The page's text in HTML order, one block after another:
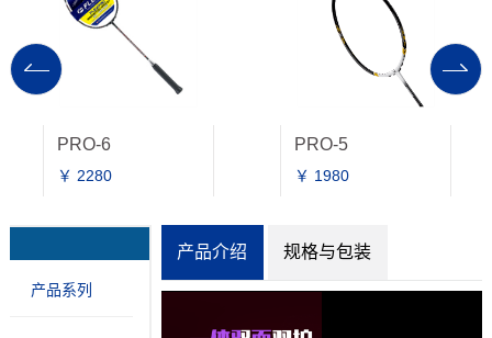
PRO-6
￥ 2280
PRO-5
￥ 1980
产品介绍 规格与包装
产品系列